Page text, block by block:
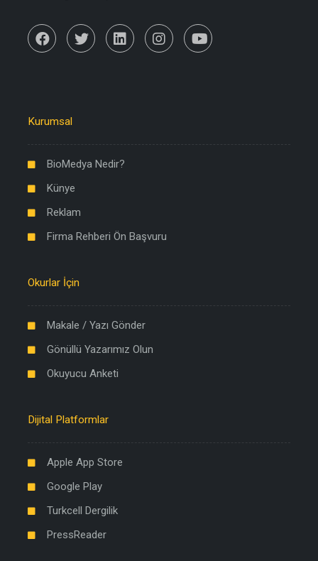
Kurumsal
BioMedya Nedir?
Künye
Reklam
Firma Rehberi Ön Başvuru
Okurlar İçin
Makale / Yazı Gönder
Gönüllü Yazarımız Olun
Okuyucu Anketi
Dijital Platformlar
Apple App Store
Google Play
Turkcell Dergilik
PressReader